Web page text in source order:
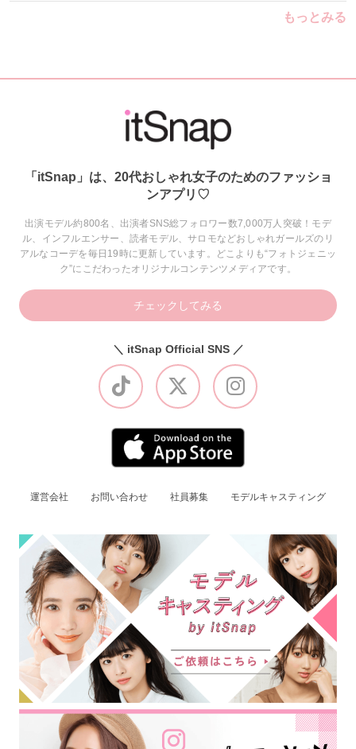
もっとみる
「itSnap」は、20代おしゃれ女子のためのファッショ
ンアプリ♡
出演モデル約800名、出演者SNS総フォロワー数7,000万人突破！モデ
ル、インフルエンサー、読者モデル、サロモなどおしゃれガールズのリ
アルなコーデを毎日19時に更新しています。どこよりも“フォトジェニッ
ク”にこだわったオリジナルコンテンツメディアです。
チェックしてみる
＼ itSnap Official SNS ／
運営会社 お問い合わせ 社員募集 モデルキャスティング